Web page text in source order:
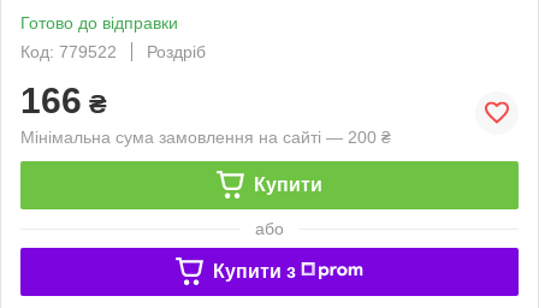
Готово до відправки
Код: 779522
Роздріб
166 ₴
Мінімальна сума замовлення на сайті — 200 ₴
Купити
або
Купити з